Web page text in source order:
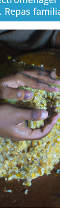
Repas